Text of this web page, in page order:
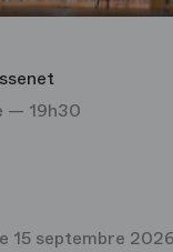
— 19h30
15 septembre